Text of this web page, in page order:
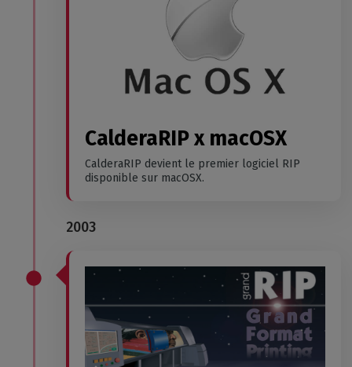
CalderaRIP x macOSX
CalderaRIP devient le premier logiciel RIP
disponible sur macOSX.
2003